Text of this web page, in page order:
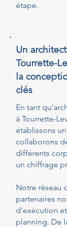
étape.
Un
Tourrette-
la
clés
En tant
à Tourrette-
établissons
collaborons
différents
un chiffrage
Notre réseau
partenaires
d'exécution
planning. De